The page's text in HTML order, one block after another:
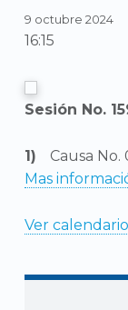
9 octubre 2024
16:15
Sesión No.
Causa No.
Mas
Ver